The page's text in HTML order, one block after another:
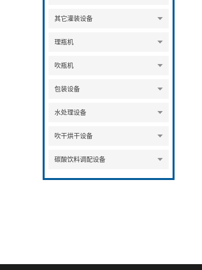
其它灌装设备
理瓶机
吹瓶机
包装设备
水处理设备
吹干烘干设备
碳酸饮料调配设备